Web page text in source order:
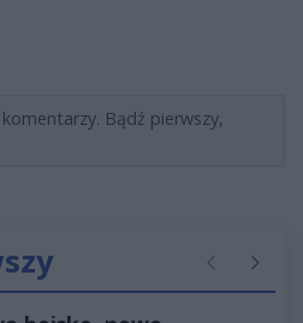
Bądź pierwszy,
Poprzednie